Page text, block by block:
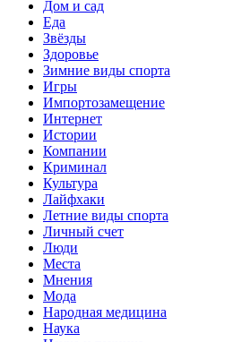
Дом и сад
Еда
Звёзды
Здоровье
Зимние виды спорта
Игры
Импортозамещение
Интернет
Истории
Компании
Криминал
Культура
Лайфхаки
Летние виды спорта
Личный счет
Люди
Места
Мнения
Мода
Народная медицина
Наука